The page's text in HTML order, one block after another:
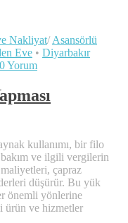
Nakliyat/ Asansörlü
Eve • Diyarbakır
0 Yorum
kullanımı, bir filo
bakım ve ilgili vergilerin
çapraz
düşürür. Bu yük
önemli yönlerine
ürün ve hizmetler